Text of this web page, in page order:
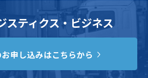
スティクス・ビジネス
申し込みはこちらから